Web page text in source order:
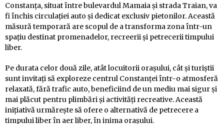
Constanța, situat între bulevardul Mamaia și strada Traian, va
fi închis circulației auto și dedicat exclusiv pietonilor. Această
măsură temporară are scopul de a transforma zona într-un
spațiu destinat promenadelor, recreerii și petrecerii timpului
liber.
Pe durata celor două zile, atât locuitorii orașului, cât și turiștii
sunt invitați să exploreze centrul Constanței într-o atmosferă
relaxată, fără trafic auto, beneficiind de un mediu mai sigur și
mai plăcut pentru plimbări și activități recreative. Această
inițiativă urmărește să ofere o alternativă de petrecere a
timpului liber în aer liber, în inima orașului.